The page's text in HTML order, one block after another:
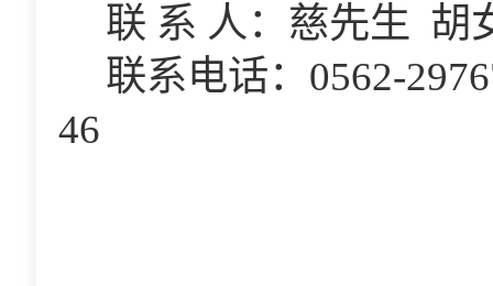
联 系 人： 慈先生 胡
联系电话： 0562-
46